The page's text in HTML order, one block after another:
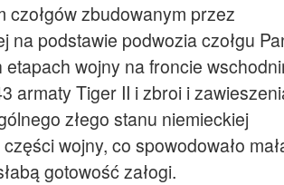
czołgów zbudowanym przez
podstawie podwozia czołgu
wojny na froncie
armaty Tiger II i zbroi i
złego stanu niemieckiej
wojny, co spowodowało
gotowość załogi.